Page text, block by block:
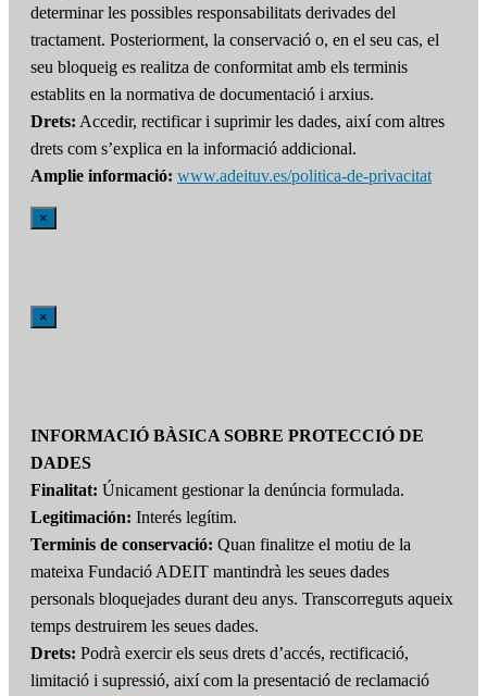
determinar les possibles responsabilitats derivades del
tractament. Posteriorment, la conservació o, en el seu cas, el
seu bloqueig es realitza de conformitat amb els terminis
establits en la normativa de documentació i arxius.
Drets: Accedir, rectificar i suprimir les dades, així com altres
drets com s’explica en la informació addicional.
Amplie informació: www.adeituv.es/politica-de-privacitat
×
×
INFORMACIÓ BÀSICA SOBRE PROTECCIÓ DE
DADES
Finalitat: Únicament gestionar la denúncia formulada.
Legitimación: Interés legítim.
Terminis de conservació: Quan finalitze el motiu de la
mateixa Fundació ADEIT mantindrà les seues dades
personals bloquejades durant deu anys. Transcorreguts aqueix
temps destruirem les seues dades.
Drets: Podrà exercir els seus drets d’accés, rectificació,
limitació i supressió, així com la presentació de reclamació